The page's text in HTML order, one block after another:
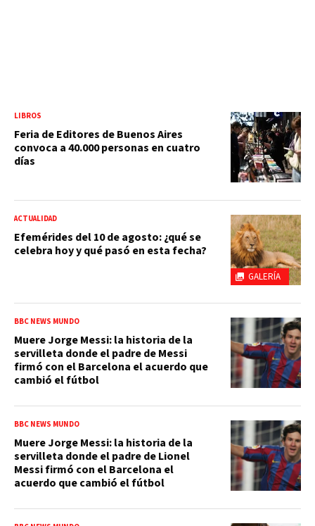
LIBROS
Feria de Editores de Buenos Aires
convoca a 40.000 personas en cuatro
días
GALERÍA
ACTUALIDAD
Efemérides del 10 de agosto: ¿qué se
celebra hoy y qué pasó en esta fecha?
BBC NEWS MUNDO
Muere Jorge Messi: la historia de la
servilleta donde el padre de Messi
firmó con el Barcelona el acuerdo que
cambió el fútbol
BBC NEWS MUNDO
Muere Jorge Messi: la historia de la
servilleta donde el padre de Lionel
Messi firmó con el Barcelona el
acuerdo que cambió el fútbol